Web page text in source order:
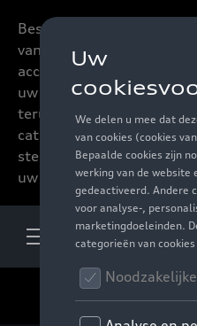
Beste accessoires-lovers,
vanaf nu kan u het hele
accessoire assortiment van
uw favoriete merk
terugvinden in de online
catalogus. Deze kunnen
steeds besteld worden via
uw verdeler.